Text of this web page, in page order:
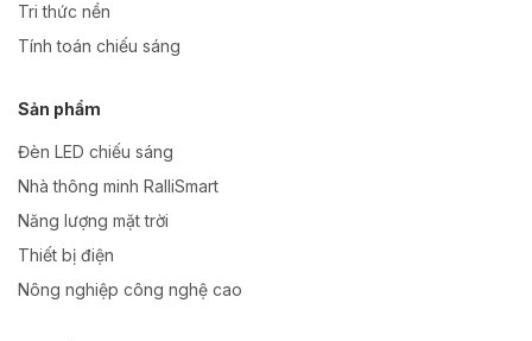
Tri thức nền
Tính toán chiếu sáng
Sản phẩm
Đèn LED chiếu sáng
Nhà thông minh RalliSmart
Năng lượng mặt trời
Thiết bị điện
Nông nghiệp công nghệ cao